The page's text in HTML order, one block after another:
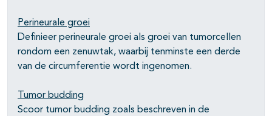
Perineurale groei
Definieer perineurale groei als groei van tumorcellen
rondom een zenuwtak, waarbij tenminste een derde
van de circumferentie wordt ingenomen.
Tumor budding
Scoor tumor budding zoals beschreven in de